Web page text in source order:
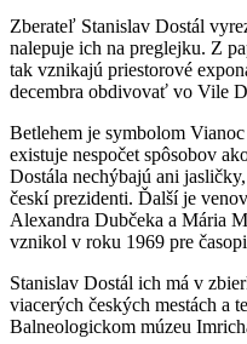
Zberateľ Stanislav Dostál
nalepuje ich na preglejku. Z
tak vznikajú priestorové
decembra obdivovať vo Vile
Betlehem je symbolom
existuje nespočet spôsobov
Dostála nechýbajú ani
českí prezidenti. Ďalší je
Alexandra Dubčeka a Mária
vznikol v roku 1969 pre
Stanislav Dostál ich má v
viacerých českých mestách a
Balneologickom múzeu